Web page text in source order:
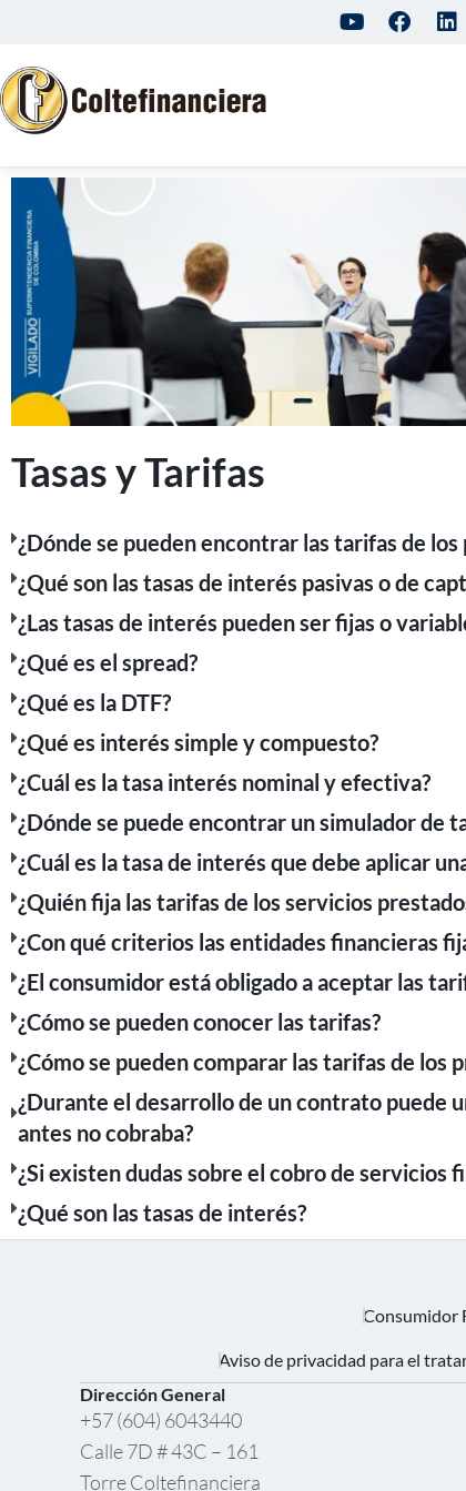
Tasas y Tarifas
¿Dónde se pueden encontrar las tarifas de
¿Qué son las tasas de interés pasivas o de
¿Las tasas de interés pueden ser fijas o
¿Qué es el spread?
¿Qué es la DTF?
¿Qué es interés simple y compuesto?
¿Cuál es la tasa interés nominal y efectiva?
¿Dónde se puede encontrar un simulador de
¿Cuál es la tasa de interés que debe aplicar
¿Quién fija las tarifas de los servicios
¿Con qué criterios las entidades financieras
¿El consumidor está obligado a aceptar las
¿Cómo se pueden conocer las tarifas?
¿Cómo se pueden comparar las tarifas de los
¿Durante el desarrollo de un contrato puede
antes no cobraba?
¿Si existen dudas sobre el cobro de servicios
¿Qué son las tasas de interés?
Consumidor
Aviso de privacidad para el
Dirección General
+57 (604) 6043440
Calle 7D # 43C – 161
Torre Coltefinanciera